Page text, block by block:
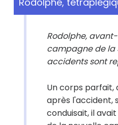
Rodolphe,
campagne de la
accidents sont
Un corps parfait,
après l'accident,
conduisait, il